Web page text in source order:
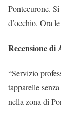
Pontecurone.
d’occhio. Ora
Recensione di
“Servizio
tapparelle
nella zona di